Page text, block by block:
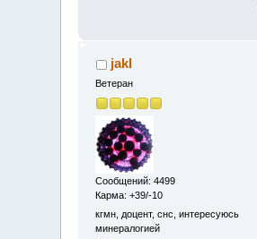
jakl
Ветеран
Сообщений: 4499
Карма: +39/-10
кгмн, доцент, снс, интересуюсь
минералогией